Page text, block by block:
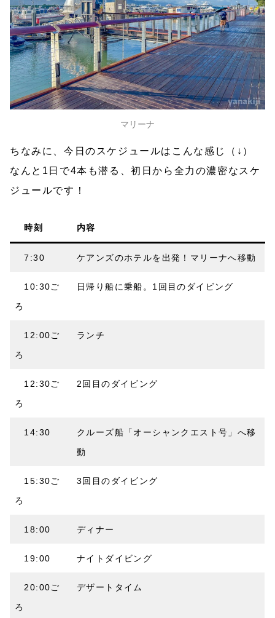
マリーナ
ちなみに、今日のスケジュールはこんな感じ（↓）
なんと1日で4本も潜る、初日から全力の濃密なスケ
ジュールです！
時刻 内容
7:30 ケアンズのホテルを出発！マリーナへ移動
10:30ご
ろ
日帰り船に乗船。1回目のダイビング
12:00ご
ろ
ランチ
12:30ご
ろ
2回目のダイビング
14:30
クルーズ船「オーシャンクエスト号」へ移
動
15:30ご
ろ
3回目のダイビング
18:00 ディナー
19:00 ナイトダイビング
20:00ご
ろ
デザートタイム